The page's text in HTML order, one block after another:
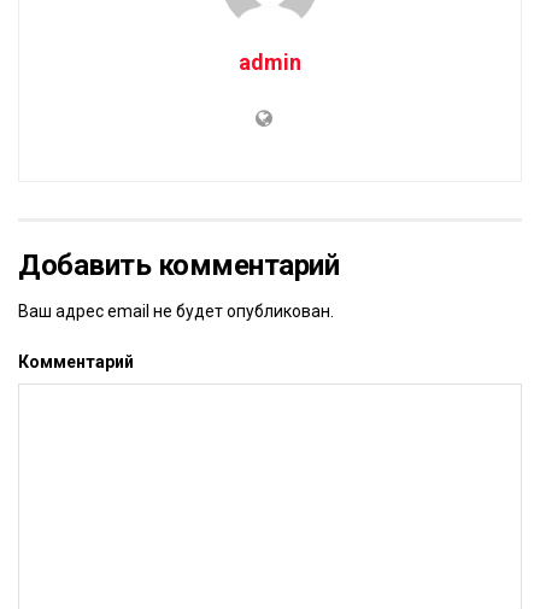
admin
Добавить комментарий
Ваш адрес email не будет опубликован.
Комментарий